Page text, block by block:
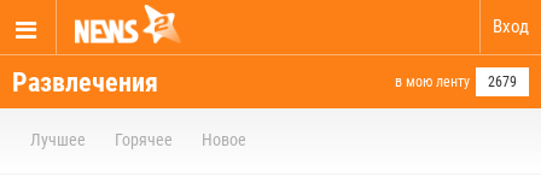
Вход
Развлечения в мою ленту 2679
Лучшее Горячее Новое